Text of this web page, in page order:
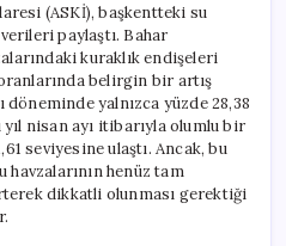
Yüzde
60’ı
Hala
Boş
(ASKİ), başkentteki su
paylaştı. Bahar
kuraklık endişeleri
belirgin bir artış
döneminde yalnızca yüzde 28,38
nisan ayı itibarıyla olumlu bir
seviyesine ulaştı. Ancak, bu
henüz tam
dikkatli olunması gerektiği